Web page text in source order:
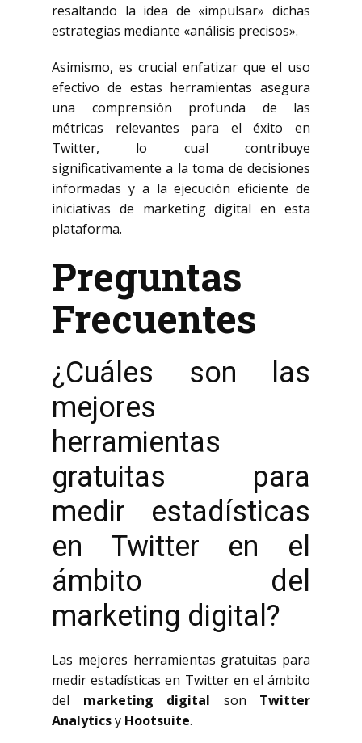
resaltando la idea de «impulsar» dichas
estrategias mediante «análisis precisos».
Asimismo, es crucial enfatizar que el uso
efectivo de estas herramientas asegura
una comprensión profunda de las
métricas relevantes para el éxito en
Twitter, lo cual contribuye
significativamente a la toma de decisiones
informadas y a la ejecución eficiente de
iniciativas de marketing digital en esta
plataforma.
Preguntas
Frecuentes
¿Cuáles son las
mejores
herramientas
gratuitas para
medir estadísticas
en Twitter en el
ámbito del
marketing digital?
Las mejores herramientas gratuitas para
medir estadísticas en Twitter en el ámbito
del marketing digital son Twitter
Analyticsy Hootsuite.